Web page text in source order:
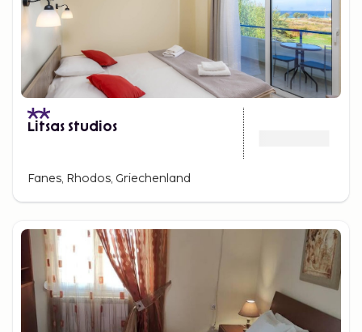
Litsas Studios
Fanes, Rhodos, Griechenland